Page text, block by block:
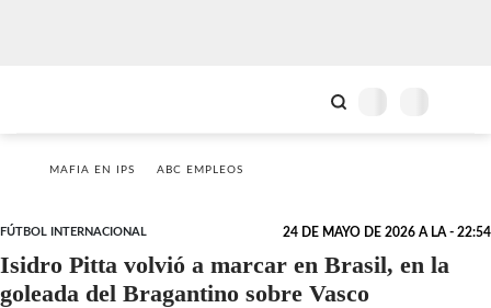
MAFIA EN IPS ABC EMPLEOS
FÚTBOL INTERNACIONAL 24 DE MAYO DE 2026 A LA - 22:54
Isidro Pitta volvió a marcar en Brasil, en la
goleada del Bragantino sobre Vasco